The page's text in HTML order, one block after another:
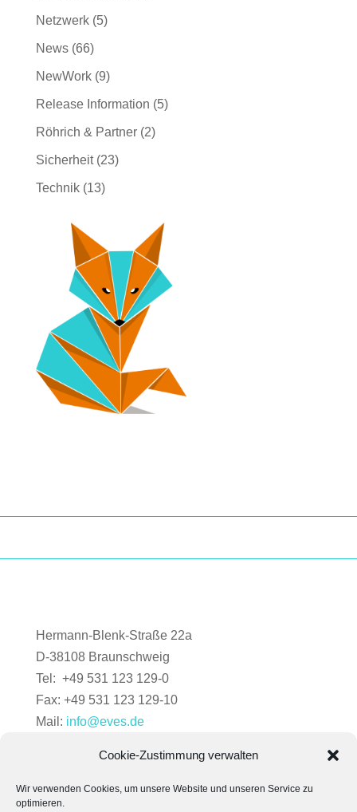
Cookie-Zustimmung verwalten
Wir verwenden Cookies, um unsere Website und unseren Service zu
optimieren.
Netzwerk(5)
News(66)
NewWork(9)
Release Information (5)
Röhrich & Partner(2)
Sicherheit(23)
Technik(13)
Hermann-Blenk-Straße 22a
D-38108 Braunschweig
Tel: +49 531 123 129-0
Fax: +49 531 123 129-10
Mail: info@eves.de